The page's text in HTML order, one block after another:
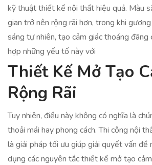
kỹ thuật thiết kế nội thất hiệu quả. Màu
gian trở nên rộng rãi hơn, trong khi
sáng tự nhiên, tạo cảm giác thoáng đãng
hợp những yếu tố này với
Thiết Kế Mở Tạo
Rộng Rãi
Tuy nhiên, điều này không có nghĩa là
thoải mái hay phong cách. Thi công nội
là giải pháp tối ưu giúp giải quyết vấn đề
dụng các nguyên tắc thiết kế mở tạo